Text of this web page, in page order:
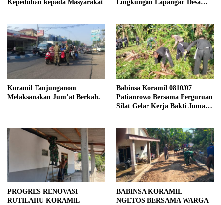
Kepedulian kepada Masyarakat
Lingkungan Lapangan Desa
Koramil Tanjunganom
Melaksanakan Jum’at Berkah.
Babinsa Koramil 0810/07
Patianrowo Bersama Perguruan
Silat Gelar Kerja Bakti Jumat
PROGRES RENOVASI
RUTILAHU KORAMIL
BABINSA KORAMIL
NGETOS BERSAMA WARGA